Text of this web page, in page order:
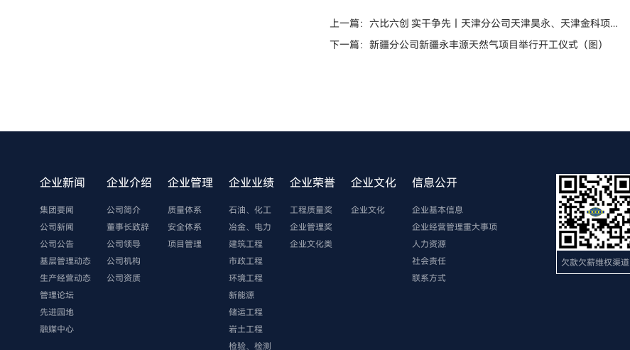
上一篇：六比六创 实干争先丨天津分公司天津昊永、天津金科项目举行劳动竞赛动员暨授旗仪式
下一篇：新疆分公司新疆永丰源天然气项目举行开工仪式（图）
企业新闻
集团要闻
公司新闻
公司公告
基层管理动态
生产经营动态
管理论坛
先进园地
融媒中心
企业介绍
公司简介
董事长致辞
公司领导
公司机构
公司资质
企业管理
质量体系
安全体系
项目管理
企业业绩
石油、化工
冶金、电力
建筑工程
市政工程
环境工程
新能源
储运工程
岩土工程
检验、检测
企业荣誉
工程质量奖
企业管理奖
企业文化类
企业文化
企业文化
信息公开
企业基本信息
企业经营管理重大事项
人力资源
社会责任
联系方式
欠款欠薪维权渠道